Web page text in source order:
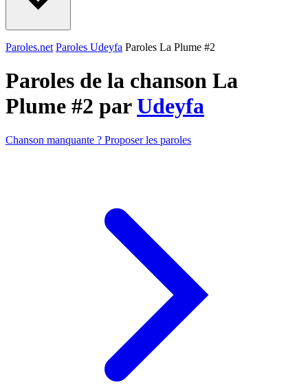
Paroles.net Paroles Udeyfa Paroles La Plume #2
Paroles de la chanson La
Plume #2 parUdeyfa
Chanson manquante ? Proposer les paroles